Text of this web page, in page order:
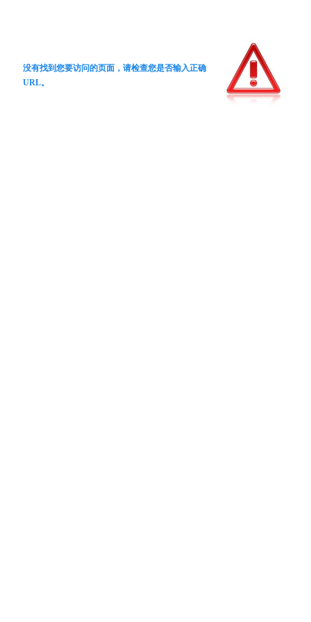
没有找到您要访问的页面，请检查您是否输入正确
URL。